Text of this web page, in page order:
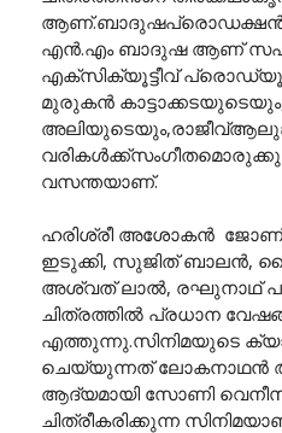
എൻ.എം ബാദുഷ ആണ് സഹ
എക്സിക്യൂട്ടീവ്
മുരുകൻ
വസന്തയാണ്.
ഹരിശ്രീ അശോകൻ
ഇടുക്കി, സുജിത് ബാലൻ,
അശ്വത് ലാൽ, രഘുനാഥ്
ചിത്രത്തിൽ പ്രധാന
എത്തുന്നു.സിനിമയുടെ
ചെയ്യുന്നത് ലോകനാഥൻ
ആദ്യമായി സോണി
ചിത്രീകരിക്കുന്ന